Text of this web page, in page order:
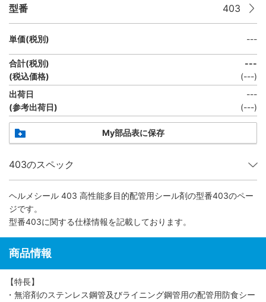
型番 403
単価(税別) ---
合計(税別)
(税込価格)
---
(---)
出荷日
(参考出荷日)
---
(---)
My部品表に保存
403のスペック
ヘルメシール 403 高性能多目的配管用シール剤の型番403のペー
ジです。
型番403に関する仕様情報を記載しております。
商品情報
【特長】
・無溶剤のステンレス鋼管及びライニング鋼管用の配管用防食シー